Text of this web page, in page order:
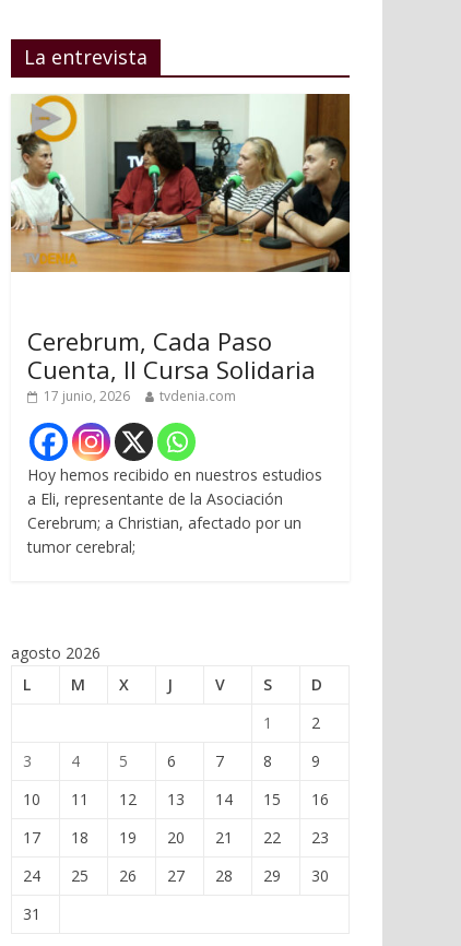
La entrevista
Cerebrum, Cada Paso
Cuenta, II Cursa Solidaria
17 junio, 2026 tvdenia.com
Hoy hemos recibido en nuestros estudios
a Eli, representante de la Asociación
Cerebrum; a Christian, afectado por un
tumor cerebral;
agosto 2026
L
M X J V S
D
1
2
3
4 5 6 7 8
9
10
11 12 13 14 15
16
17
18 19 20 21 22
23
24
25 26 27 28 29
30
31